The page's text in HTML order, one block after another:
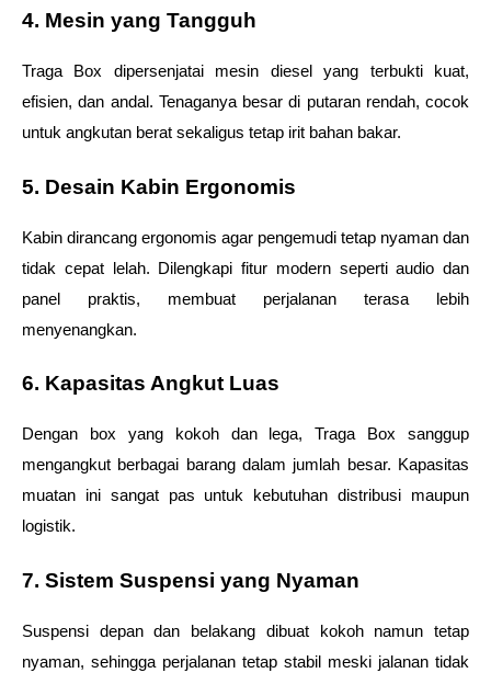
4. Mesin yang Tangguh
Traga Box dipersenjatai mesin diesel yang terbukti kuat,
efisien, dan andal. Tenaganya besar di putaran rendah, cocok
untuk angkutan berat sekaligus tetap irit bahan bakar.
5. Desain Kabin Ergonomis
Kabin dirancang ergonomis agar pengemudi tetap nyaman dan
tidak cepat lelah. Dilengkapi fitur modern seperti audio dan
panel praktis, membuat perjalanan terasa lebih
menyenangkan.
6. Kapasitas Angkut Luas
Dengan box yang kokoh dan lega, Traga Box sanggup
mengangkut berbagai barang dalam jumlah besar. Kapasitas
muatan ini sangat pas untuk kebutuhan distribusi maupun
logistik.
7. Sistem Suspensi yang Nyaman
Suspensi depan dan belakang dibuat kokoh namun tetap
nyaman, sehingga perjalanan tetap stabil meski jalanan tidak